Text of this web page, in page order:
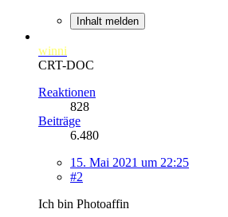
Inhalt melden
winni
CRT-DOC
Reaktionen
828
Beiträge
6.480
15. Mai 2021 um 22:25
#2
Ich bin Photoaffin